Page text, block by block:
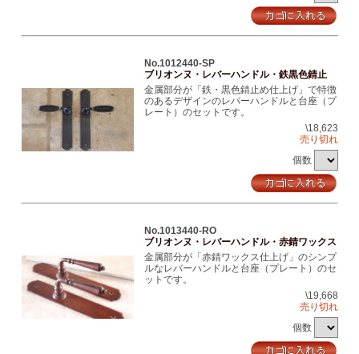
No.1012440-SP
ブリオンヌ・レバーハンドル・鉄黒色錆止
金属部分が「鉄・黒色錆止め仕上げ」で特徴
のあるデザインのレバーハンドルと台座（プ
レート）のセットです。
\18,623
売り切れ
個数
No.1013440-RO
ブリオンヌ・レバーハンドル・赤錆ワックス
金属部分が「赤錆ワックス仕上げ」のシンプ
ルなレバーハンドルと台座（プレート）のセ
ットです。
\19,668
売り切れ
個数